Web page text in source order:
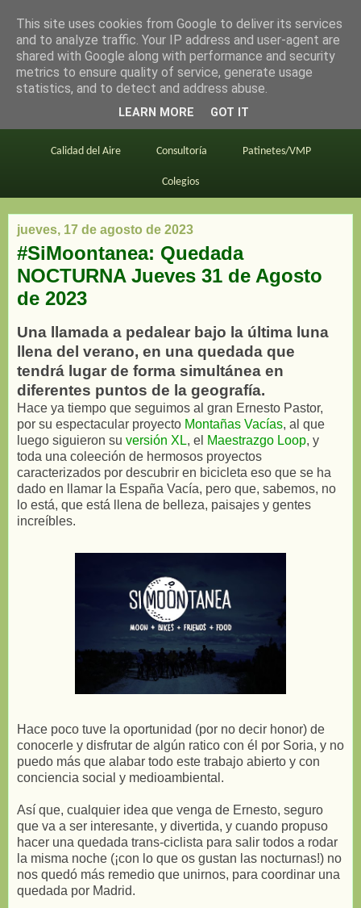
en bici por madrid
Este blog BiciMAD Primeros consejos
Calidad del Aire Consultoría Patinetes/VMP
Colegios
jueves, 17 de agosto de 2023
#SiMoontanea: Quedada
NOCTURNA Jueves 31 de Agosto
de 2023
Una llamada a pedalear bajo la última luna
llena del verano, en una quedada que
tendrá lugar de forma simultánea en
diferentes puntos de la geografía.
Hace ya tiempo que seguimos al gran Ernesto Pastor,
por su espectacular proyecto Montañas Vacías, al que
luego siguieron su versión XL, el Maestrazgo Loop, y
toda una coleeción de hermosos proyectos
caracterizados por descubrir en bicicleta eso que se ha
dado en llamar la España Vacía, pero que, sabemos, no
lo está, que está llena de belleza, paisajes y gentes
increíbles.
Hace poco tuve la oportunidad (por no decir honor) de
conocerle y disfrutar de algún ratico con él por Soria, y no
puedo más que alabar todo este trabajo abierto y con
conciencia social y medioambiental.
Así que, cualquier idea que venga de Ernesto, seguro
que va a ser interesante, y divertida, y cuando propuso
hacer una quedada trans-ciclista para salir todos a rodar
la misma noche (¡con lo que os gustan las nocturnas!) no
nos quedó más remedio que unirnos, para coordinar una
quedada por Madrid.
This site uses cookies from Google to deliver its services
and to analyze traffic. Your IP address and user-agent are
shared with Google along with performance and security
metrics to ensure quality of service, generate usage
statistics, and to detect and address abuse.
LEARN MORE GOT IT